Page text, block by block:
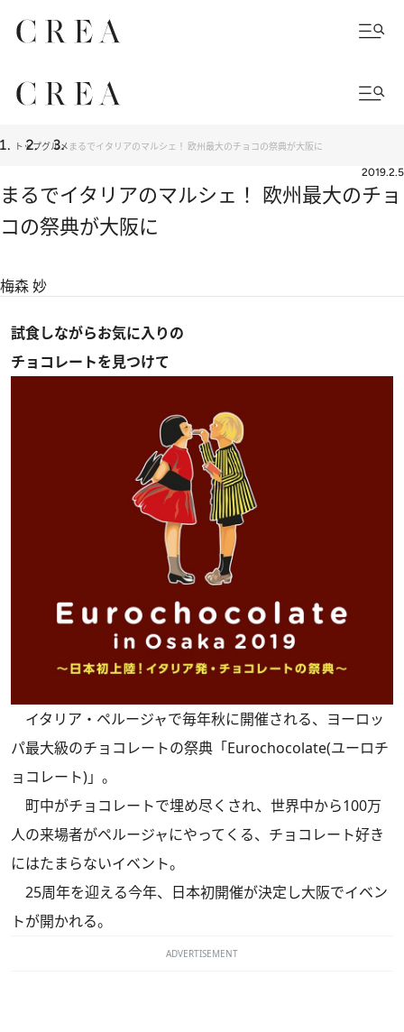
トップグルメ まるでイタリアのマルシェ！ 欧州最大のチョコの祭典が大阪に
2019.2.5
まるでイタリアのマルシェ！ 欧州最大のチョ
コの祭典が大阪に
梅森 妙
試食しながらお気に入りの
チョコレートを見つけて
イタリア・ペルージャで毎年秋に開催される、ヨーロッ
パ最大級のチョコレートの祭典「Eurochocolate(ユーロチ
ョコレート)」。
町中がチョコレートで埋め尽くされ、世界中から100万
人の来場者がペルージャにやってくる、チョコレート好き
にはたまらないイベント。
25周年を迎える今年、日本初開催が決定し大阪でイベン
トが開かれる。
ADVERTISEMENT